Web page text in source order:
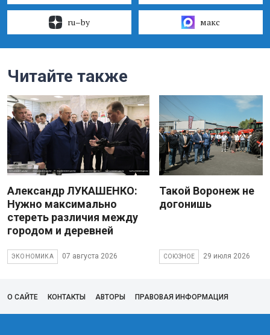
ru–by макс
Читайте также
Александр ЛУКАШЕНКО:
Нужно максимально
стереть различия между
городом и деревней
ЭКОНОМИКА 07 августа 2026
Такой Воронеж не
догонишь
СОЮЗНОЕ 29 июля 2026
О САЙТЕ КОНТАКТЫ АВТОРЫ ПРАВОВАЯ ИНФОРМАЦИЯ